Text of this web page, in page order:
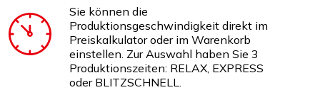
Sie können die
Produktionsgeschwindigkeit direkt im
Preiskalkulator oder im Warenkorb
einstellen. Zur Auswahl haben Sie 3
Produktionszeiten: RELAX, EXPRESS
oder BLITZSCHNELL.